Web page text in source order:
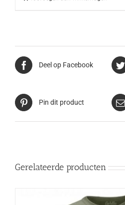
Deel op Facebook
Pin dit product
Gerelateerde producten